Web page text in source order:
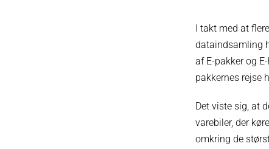
I takt med at
dataindsamling
af E-pakker og
pakkernes rejse
Det viste sig, at
varebiler, der
omkring de